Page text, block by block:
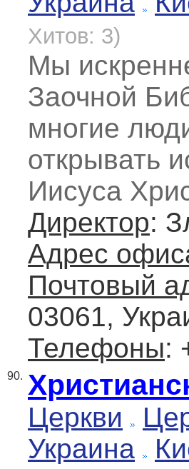
Хитов: 3)
Мы
Заочной
многие
открывать
Иисуса
Директор:
Адрес
Почтовый
03061,
Телефоны:
90.
Церкви
Украина